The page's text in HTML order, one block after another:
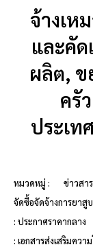
จ้างเห
และคั
ผลิต, ข
ครั
ประเท
หมวดหมู่ :
ข่าวสา
จัดซื้อจัดจ้างการยาสู
: ประกาศราคากลาง
: เอกสารส่งเสริมควา